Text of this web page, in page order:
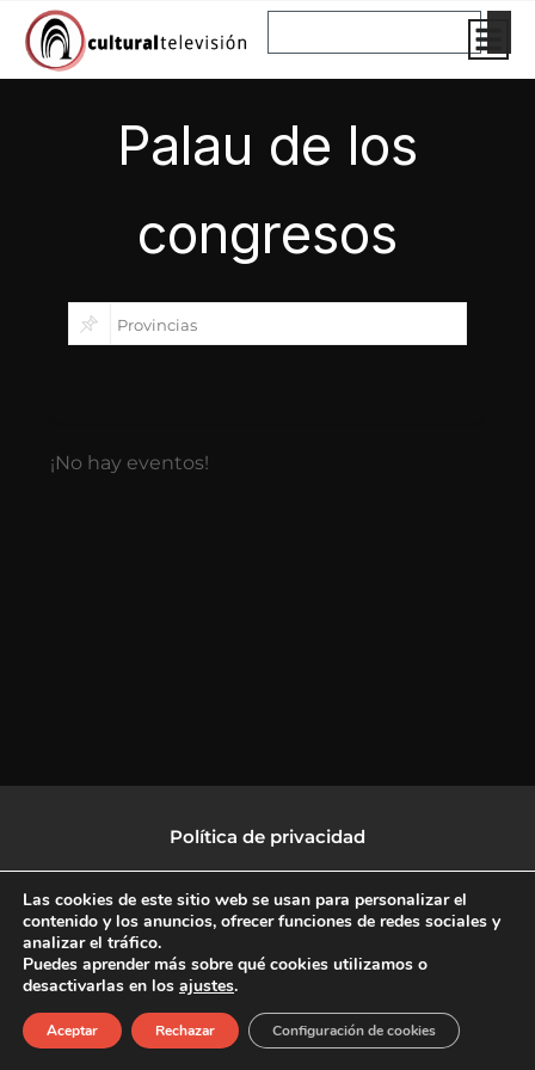
contenido
Palau de los
congresos
¡No hay eventos!
Política de privacidad
Política de protección de datos
F
a
c
X
-
L
i
n
I
n
s
Copyright © 2026 CulturalTV
Las cookies de este sitio web se usan para personalizar el
contenido y los anuncios, ofrecer funciones de redes sociales y
analizar el tráfico.
Puedes aprender más sobre qué cookies utilizamos o
desactivarlas en los ajustes.
Aceptar Rechazar Configuración de cookies